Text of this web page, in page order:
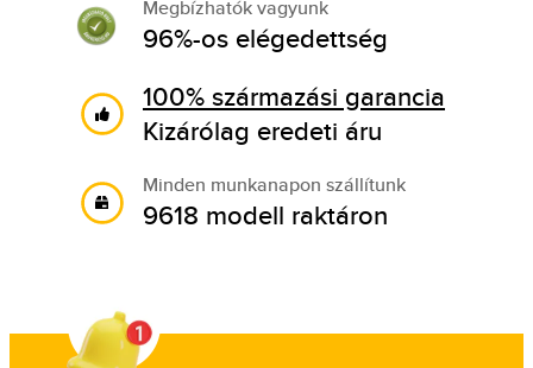
Megbízhatók vagyunk
96%-os elégedettség
100% származási garancia
Kizárólag eredeti áru
Minden munkanapon szállítunk
9618 modell raktáron